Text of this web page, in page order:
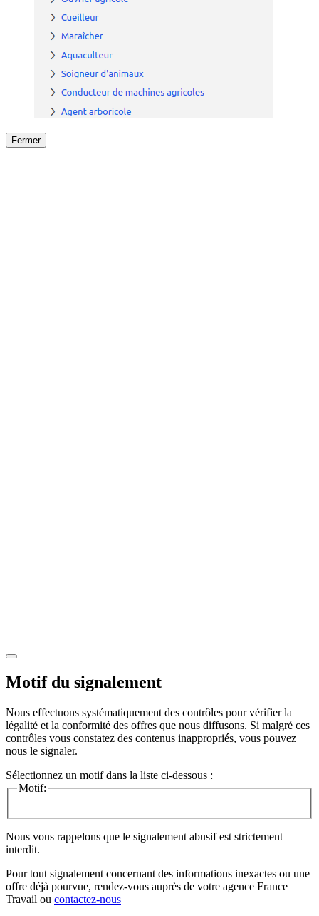
Fermer
Motif du signalement
Nous effectuons systématiquement des contrôles pour vérifier la
légalité et la conformité des offres que nous diffusons. Si malgré ces
contrôles vous constatez des contenus inappropriés, vous pouvez
nous le signaler.
Sélectionnez un motif dans la liste ci-dessous :
Motif:
Nous vous rappelons que le signalement abusif est strictement
interdit.
Pour tout signalement concernant des informations inexactes ou une
offre déjà pourvue, rendez-vous auprès de votre agence France
Travail ou contactez-nous